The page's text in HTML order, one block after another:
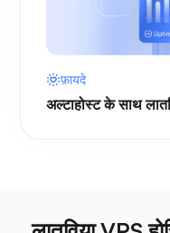
फ़ायदे
अल्टाहोस्ट के साथ